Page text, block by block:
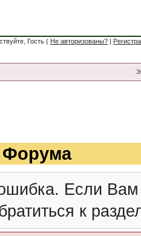
Гость ( Не авторизованы? |
Если
к